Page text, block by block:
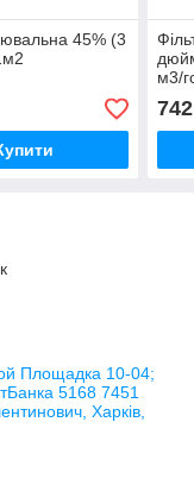
45% (3
м3/
Площадка 10-04;
5168 7451
Харків,